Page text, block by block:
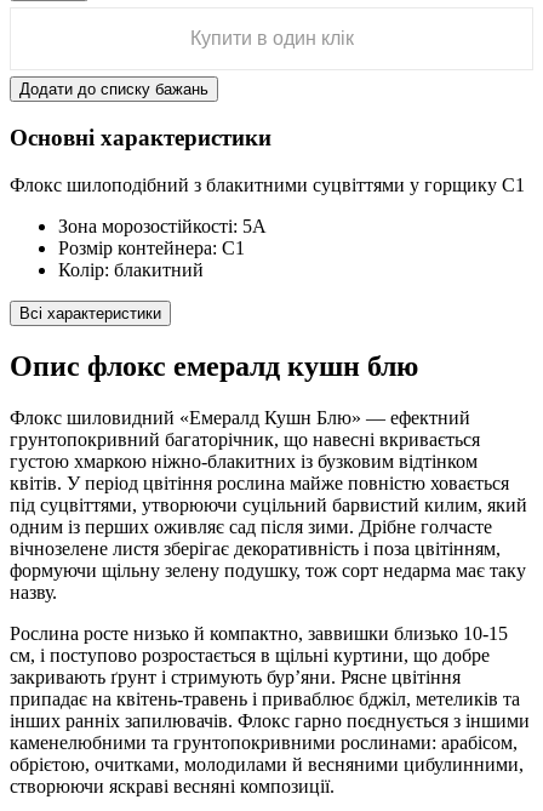
Купити в один клік
Додати до списку бажань
Основні характеристики
Флокс шилоподібний з блакитними суцвіттями у горщику С1
Зона морозостійкості: 5А
Розмір контейнера: C1
Колір: блакитний
Всі характеристики
Опис флокс емералд кушн блю
Флокс шиловидний «Емералд Кушн Блю» — ефектний
грунтопокривний багаторічник, що навесні вкривається
густою хмаркою ніжно-блакитних із бузковим відтінком
квітів. У період цвітіння рослина майже повністю ховається
під суцвіттями, утворюючи суцільний барвистий килим, який
одним із перших оживляє сад після зими. Дрібне голчасте
вічнозелене листя зберігає декоративність і поза цвітінням,
формуючи щільну зелену подушку, тож сорт недарма має таку
назву.
Рослина росте низько й компактно, заввишки близько 10-15
см, і поступово розростається в щільні куртини, що добре
закривають ґрунт і стримують бур’яни. Рясне цвітіння
припадає на квітень-травень і приваблює бджіл, метеликів та
інших ранніх запилювачів. Флокс гарно поєднується з іншими
каменелюбними та грунтопокривними рослинами: арабісом,
обрієтою, очитками, молодилами й весняними цибулинними,
створюючи яскраві весняні композиції.